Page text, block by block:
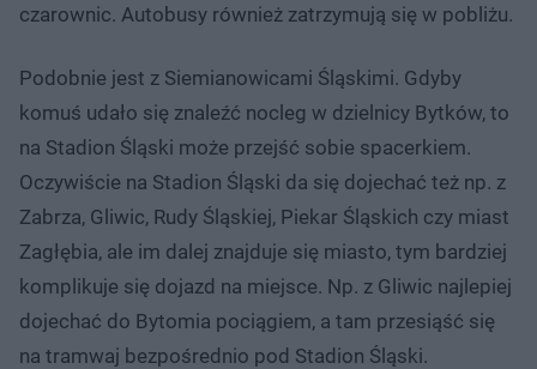
czarownic. Autobusy również zatrzymują się w pobliżu.
Podobnie jest z Siemianowicami Śląskimi. Gdyby
komuś udało się znaleźć nocleg w dzielnicy Bytków, to
na Stadion Śląski może przejść sobie spacerkiem.
Oczywiście na Stadion Śląski da się dojechać też np. z
Zabrza, Gliwic, Rudy Śląskiej, Piekar Śląskich czy miast
Zagłębia, ale im dalej znajduje się miasto, tym bardziej
komplikuje się dojazd na miejsce. Np. z Gliwic najlepiej
dojechać do Bytomia pociągiem, a tam przesiąść się
na tramwaj bezpośrednio pod Stadion Śląski.